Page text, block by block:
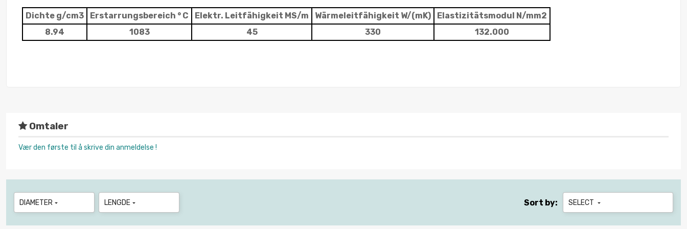
Dichte g/cm3 Erstarrungsbereich ° C Elektr. Leitfähigkeit MS/m Wärmeleitfähigkeit W/(mK)
Elastizitätsmodul N/mm2
8.94
1083 45 330 132.000
Omtaler
Vær den første til å skrive din anmeldelse !
DIAMETER  LENGDE  Sort by: SELECT 